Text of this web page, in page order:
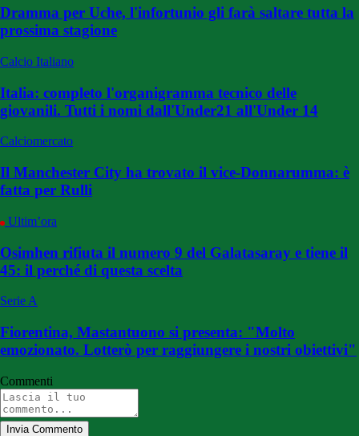
Dramma per Uche, l'infortunio gli farà saltare tutta la
prossima stagione
Calcio Italiano
Italia: completo l'organigramma tecnico delle
giovanili. Tutti i nomi dall'Under21 all'Under 14
Calciomercato
Il Manchester City ha trovato il vice-Donnarumma: è
fatta per Rulli
Ultim’ora
Osimhen rifiuta il numero 9 del Galatasaray e tiene il
45: il perché di questa scelta
Serie A
Fiorentina, Mastantuono si presenta: "Molto
emozionato. Lotterò per raggiungere i nostri obiettivi"
Commenti
Invia Commento